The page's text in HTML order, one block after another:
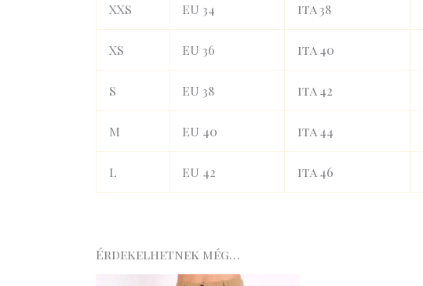
XXS EU 34 ita 38
XS EU 36 ita 40
S EU 38 ita 42
M EU 40 ita 44
L EU 42 ita 46
Érdekelhetnek még…